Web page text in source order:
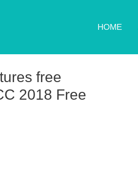
HOME
free
2018 ​Free